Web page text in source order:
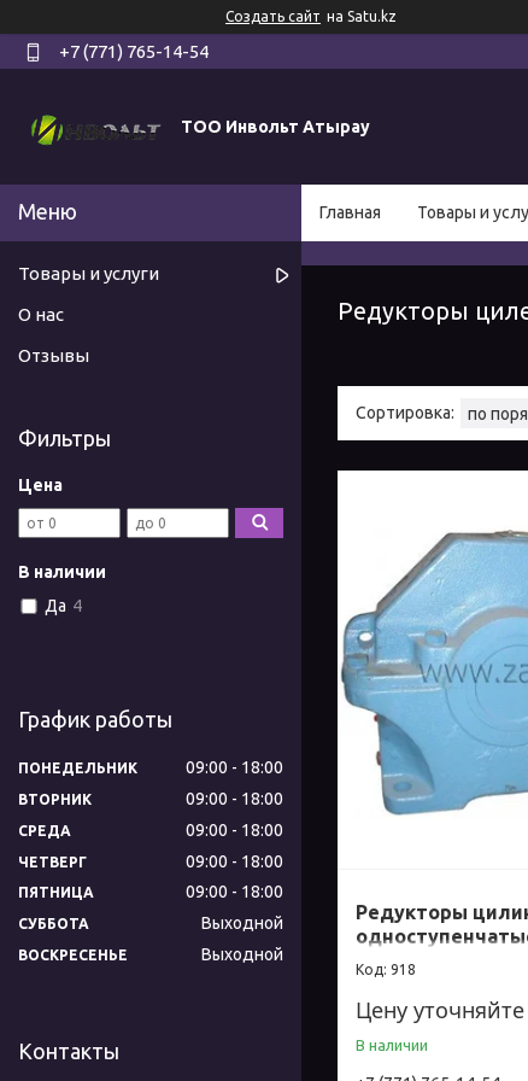
Создать сайт на Satu.kz
+7 (771) 765-14-54
ТОО Инвольт Атырау
Главная Товары и
Редукторы
Редукторы
918
Цену уточняйте
В наличии
Товары и услуги
О нас
Отзывы
Фильтры
Цена
В наличии
Да 4
График работы
ПОНЕДЕЛЬНИК 09:00 18:00
ВТОРНИК 09:00 18:00
СРЕДА 09:00 18:00
ЧЕТВЕРГ 09:00 18:00
ПЯТНИЦА 09:00 18:00
СУББОТА Выходной
ВОСКРЕСЕНЬЕ Выходной
Контакты